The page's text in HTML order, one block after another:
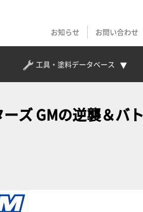
お知らせ
お問い合わせ
工具・塗料データベース
ズ GMの逆襲＆バト